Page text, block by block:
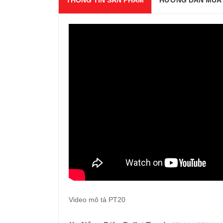
Video mô tả PT20